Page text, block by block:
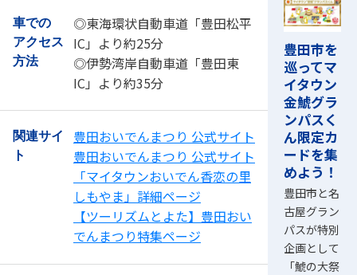
車での
アクセス
方法
◎東海環状自動車道「豊田松平
IC」より約25分
◎伊勢湾岸自動車道「豊田東
IC」より約35分
関連サイ
ト
豊田おいでんまつり 公式サイト
豊田おいでんまつり 公式サイト
「マイタウンおいでん香恋の里
しもやま」詳細ページ
【ツーリズムとよた】豊田おい
でんまつり特集ページ
豊田市を
巡ってマ
イタウン
金鯱グラ
ンパスく
ん限定カ
ードを集
めよう！
豊田市と名
古屋グラン
パスが特別
企画として
「鯱の大祭